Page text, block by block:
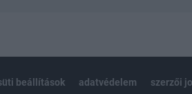
beállítások adatvédelem szerzői